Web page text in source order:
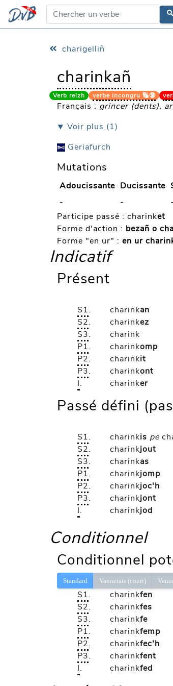
charigelliñ
charinkañ
Verb reizh verbe incongru 🔣🔞
Français : grincer (dents),
⯆ Voir plus (1)
Geriafurch
Mutations
Adoucissante Ducissante
-
- -
Participe passé : charinket
Forme d'action : bezañ o
Forme "en ur" : en ur
Indicatif
Présent
S1. charinkan
S2. charinkez
S3.
charink
P1. charinkomp
P2. charinkit
P3. charinkont
I. charinker
Passé défini
S1. charinkis pe
S2. charinkjout
S3. charinkas
P1. charinkjomp
P2. charinkjoc'h
P3. charinkjont
I. charinkjod
Conditionnel
Conditionnel
Standard Vannetais (court)
S1. charinkfen
S2. charinkfes
S3. charinkfe
P1. charinkfemp
P2. charinkfec'h
P3. charinkfent
I. charinkfed